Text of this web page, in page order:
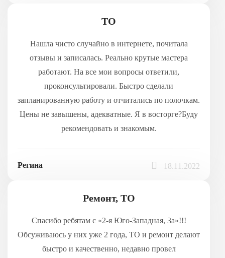
ТО
Нашла чисто случайно в интернете, почитала
отзывы и записалась. Реально крутые мастера
работают. На все мои вопросы ответили,
проконсультировали. Быстро сделали
запланированную работу и отчитались по полочкам.
Цены не завышены, адекватные. Я в восторге?Буду
рекомендовать и знакомым.
Регина 18.11.2022
Ремонт, ТО
Спасибо ребятам с «2-я Юго-Западная, 3а»!!!
Обсуживаюсь у них уже 2 года, ТО и ремонт делают
быстро и качественно, недавно провел